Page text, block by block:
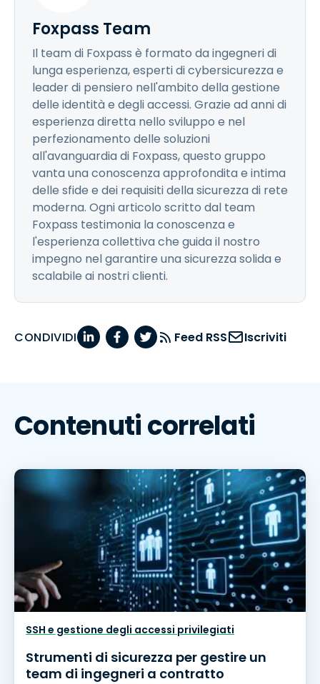
Foxpass Team
Il team di Foxpass è formato da ingegneri di
lunga esperienza, esperti di cybersicurezza e
leader di pensiero nell'ambito della gestione
delle identità e degli accessi. Grazie ad anni di
esperienza diretta nello sviluppo e nel
perfezionamento delle soluzioni
all'avanguardia di Foxpass, questo gruppo
vanta una conoscenza approfondita e intima
delle sfide e dei requisiti della sicurezza di rete
moderna. Ogni articolo scritto dal team
Foxpass testimonia la conoscenza e
l'esperienza collettiva che guida il nostro
impegno nel garantire una sicurezza solida e
scalabile ai nostri clienti.
CONDIVIDI Feed RSS Iscriviti
Contenuti correlati
SSH e gestione degli accessi privilegiati
Strumenti di sicurezza per gestire un
team di ingegneri a contratto